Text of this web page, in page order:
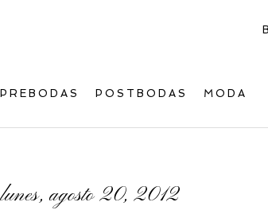
PREBODAS POSTBODAS MODA
lunes, agosto 20, 2012